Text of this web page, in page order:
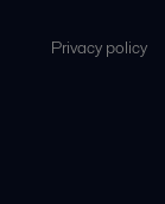
Privacy policy